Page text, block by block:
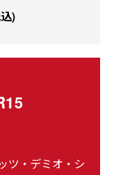
)
ツ・デミオ・シ